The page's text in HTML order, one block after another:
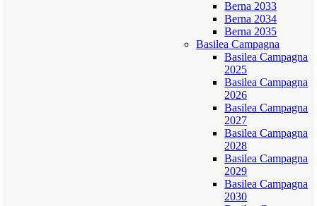
Berna 2033
Berna 2034
Berna 2035
Basilea Campagna
Basilea Campagna
2025
Basilea Campagna
2026
Basilea Campagna
2027
Basilea Campagna
2028
Basilea Campagna
2029
Basilea Campagna
2030